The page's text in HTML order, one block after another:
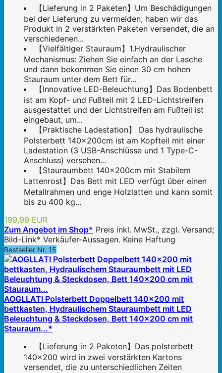
【Lieferung in 2 Paketen】Um Beschädigungen
bei der Lieferung zu vermeiden, haben wir das
Produkt in 2 verstärkten Paketen versendet, die an
verschiedenen...
【Vielfältiger Stauraum】1.Hydraulischer
Mechanismus: Ziehen Sie einfach an der Lasche
und dann bekommen Sie einen 30 cm hohen
Stauraum unter dem Bett für...
【Innovative LED-Beleuchtung】Das Bodenbett
ist am Kopf- und Fußteil mit 2 LED-Lichtstreifen
ausgestattet und der Lichtstreifen am Fußteil ist
eingebaut, um...
【Praktische Ladestation】 Das hydraulische
Polsterbett 140x200cm ist am Kopfteil mit einer
Ladestation (3 USB-Anschlüsse und 1 Type-C-
Anschluss) versehen...
【Stauraumbett 140x200cm mit Stabilem
Lattenrost】Das Bett mit LED verfügt über einen
Metallrahmen und enge Holzlatten und kann somit
bis zu 400 kg...
199,99 EUR
Zum Angebot im Shop* Preis inkl. MwSt., zzgl. Versand;
Bild-Link* Verkäufer-Aussagen. Keine Haftung
Bestseller Nr. 15
AOGLLATI Polsterbett Doppelbett 140x200 mit
bettkasten, Hydraulischem Stauraumbett mit LED
Beleuchtung & Steckdosen, Bett 140x200 cm mit
Stauraum...*
【Lieferung in 2 Paketen】Das polsterbett
140x200 wird in zwei verstärkten Kartons
versendet, die zu unterschiedlichen Zeiten